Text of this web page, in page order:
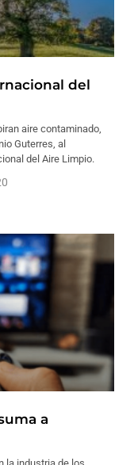
del
aire contaminado,
Guterres, al
del Aire Limpio.
a